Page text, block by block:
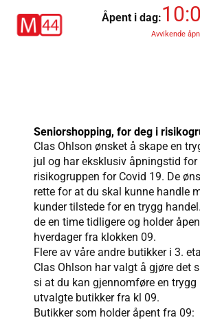
Åpent i dag:
Avvikende
content
Seniorshopping, for deg i
Clas Ohlson ønsket å skape en
jul og har eksklusiv åpningstid for
risikogruppen for Covid 19. De
rette for at du skal kunne handle
kunder tilstede for en trygg
de en time tidligere og holder
hverdager fra klokken 09.
Flere av våre andre butikker i 3.
Clas Ohlson har valgt å gjøre det
si at du kan gjennomføre en trygg
utvalgte butikker fra kl 09.
Butikker som holder åpent fra 09: